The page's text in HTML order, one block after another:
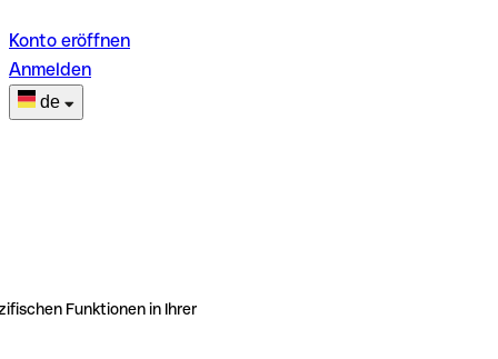
Konto eröffnen
Anmelden
de
Funktionen in Ihrer